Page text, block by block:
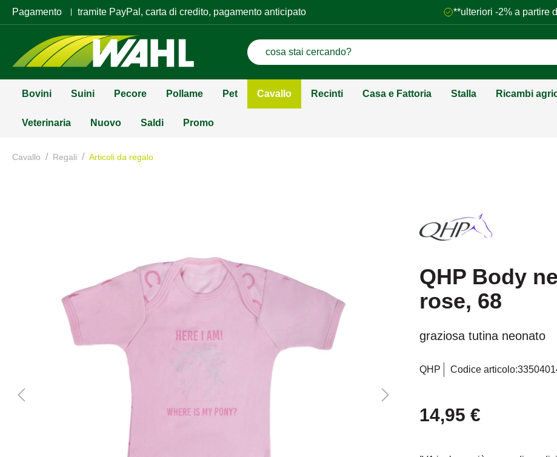
Pagamento tramite PayPal, carta di credito, pagamento anticipato **ulteriori -2% a partire
Bovini Suini Pecore Pollame Pet Cavallo Recinti Casa e Fattoria Stalla Ricambi
Veterinaria Nuovo Saldi Promo
Cavallo / Regali / Articoli da regalo
QHP Body
rose, 68
graziosa tutina neonato
QHP Codice articolo:
14,95 €